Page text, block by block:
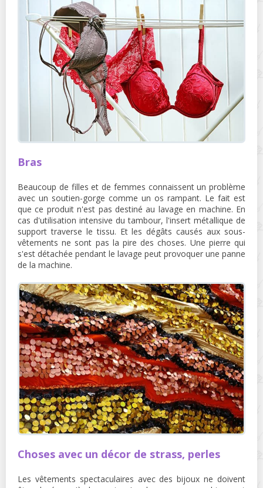
Bras
Beaucoup de filles et de femmes connaissent un problème
avec un soutien-gorge comme un os rampant. Le fait est
que ce produit n'est pas destiné au lavage en machine. En
cas d'utilisation intensive du tambour, l'insert métallique de
support traverse le tissu. Et les dégâts causés aux sous-
vêtements ne sont pas la pire des choses. Une pierre qui
s'est détachée pendant le lavage peut provoquer une panne
de la machine.
Choses avec un décor de strass, perles
Les vêtements spectaculaires avec des bijoux ne doivent